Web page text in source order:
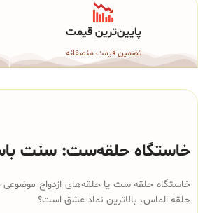
پایین‌ترین قیمت
تضمین قیمت منصفانه
خاستگاه حلقه‌ست: سنت
حلقه الماس، بالاترین نماد عشق است؟